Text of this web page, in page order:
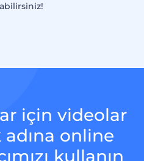
için videolar
online
kullanın